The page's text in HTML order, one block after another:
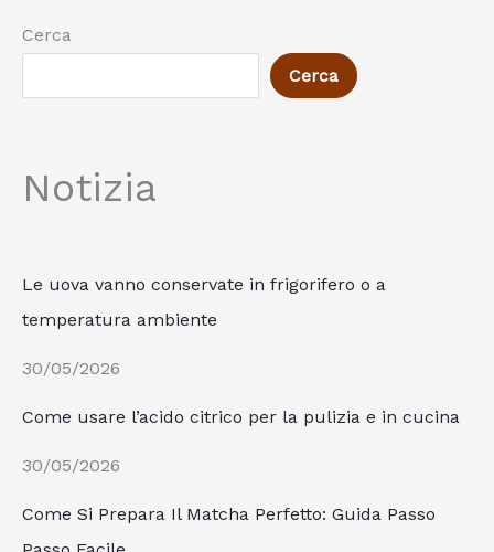
Cerca
Cerca
Notizia
Le uova vanno conservate in frigorifero o a
temperatura ambiente
30/05/2026
Come usare l’acido citrico per la pulizia e in cucina
30/05/2026
Come Si Prepara Il Matcha Perfetto: Guida Passo